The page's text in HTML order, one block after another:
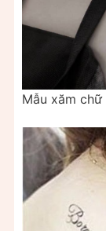
Mẫu xăm